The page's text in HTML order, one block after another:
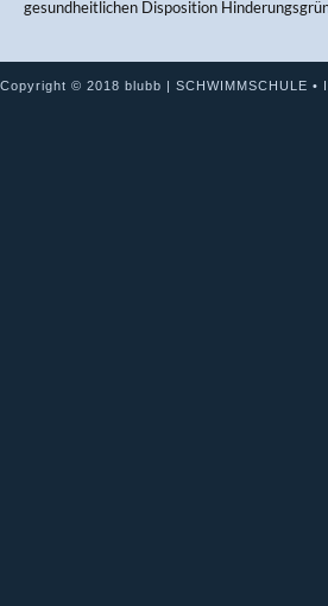
gesundheitlichen Disposition
Copyright © 2018 blubb | SCHWIMMSCHULE •